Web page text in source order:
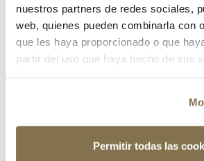
nuestros partners de redes sociales,
web, quienes pueden combinarla con
que les haya proporcionado o que
partir del uso que haya hecho de sus
Permitir todas las
¿Has olvidado tu contraseña?